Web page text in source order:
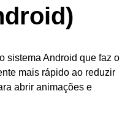
sistema Android que faz o
mais rápido ao reduzir
abrir animações e